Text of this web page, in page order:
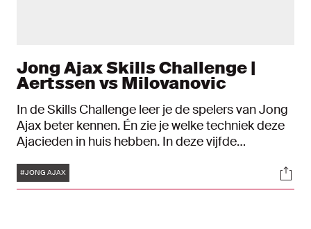
Jong Ajax Skills Challenge |
Aertssen vs Milovanovic
In de Skills Challenge leer je de spelers van Jong
Ajax beter kennen. Én zie je welke techniek deze
Ajacieden in huis hebben. In deze vijfde
Milovanovic tegen elkaar. Wie is over de zes
onderdelen de snelste, behendigste en dus de
Tags
#JONG AJAX